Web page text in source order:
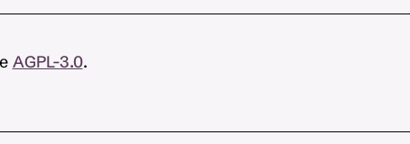
AGPL-3.0.